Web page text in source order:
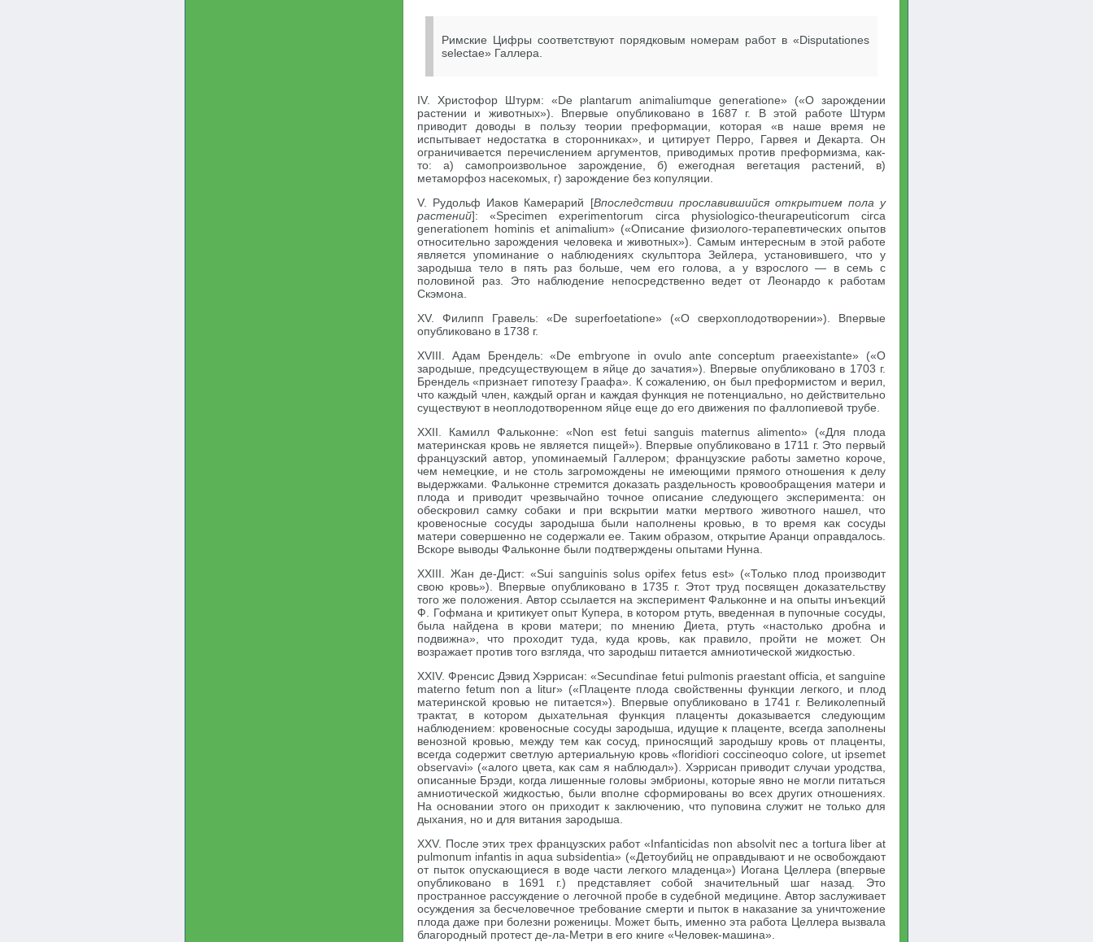
Римские Цифры соответствуют порядковым номерам работ в «Disputationes
selectae» Галлера.
IV. Христофор Штурм: «De plantarum animaliumque generatione» («О зарождении
растении и животных»). Впервые опубликовано в 1687 г. В этой работе Штурм
приводит доводы в пользу теории преформации, которая «в наше время не
испытывает недостатка в сторонниках», и цитирует Перро, Гарвея и Декарта. Он
ограничивается перечислением аргументов, приводимых против преформизма, как-
то: а) самопроизвольное зарождение, б) ежегодная вегетация растений, в)
метаморфоз насекомых, г) зарождение без копуляции.
V. Рудольф Иаков Камерарий [Впоследствии прославившийся открытием пола у
растений]: «Specimen experimentorum circa physiologico-theurapeuticorum circa
generationem hominis et animalium» («Описание физиолого-терапевтических опытов
относительно зарождения человека и животных»). Самым интересным в этой работе
является упоминание о наблюдениях скульптора Зейлера, установившего, что у
зародыша тело в пять раз больше, чем его голова, а у взрослого — в семь с
половиной раз. Это наблюдение непосредственно ведет от Леонардо к работам
Скэмона.
XV. Филипп Гравель: «De superfoetatione» («О сверхоплодотворении»). Впервые
опубликовано в 1738 г.
XVIII. Адам Брендель: «De embryone in ovulo ante conceptum praeexistante» («О
зародыше, предсуществующем в яйце до зачатия»). Впервые опубликовано в 1703 г.
Брендель «признает гипотезу Граафа». К сожалению, он был преформистом и верил,
что каждый член, каждый орган и каждая функция не потенциально, но действительно
существуют в неоплодотворенном яйце еще до его движения по фаллопиевой трубе.
XXII. Камилл Фальконне: «Non est fetui sanguis maternus alimentо» («Для плода
материнская кровь не является пищей»). Впервые опубликовано в 1711 г. Это первый
французский автор, упоминаемый Галлером; французские работы заметно короче,
чем немецкие, и не столь загромождены не имеющими прямого отношения к делу
выдержками. Фальконне стремится доказать раздельность кровообращения матери и
плода и приводит чрезвычайно точное описание следующего эксперимента: он
обескровил самку собаки и при вскрытии матки мертвого животного нашел, что
кровеносные сосуды зародыша были наполнены кровью, в то время как сосуды
матери совершенно не содержали ее. Таким образом, открытие Аранци оправдалось.
Вскоре выводы Фальконне были подтверждены опытами Нунна.
XXIII. Жан де-Дист: «Sui sanguinis solus opifex fetus est» («Только плод производит
свою кровь»). Впервые опубликовано в 1735 г. Этот труд посвящен доказательству
того же положения. Автор ссылается на эксперимент Фальконне и на опыты инъекций
Ф. Гофмана и критикует опыт Купера, в котором ртуть, введенная в пупочные сосуды,
была найдена в крови матери; по мнению Диета, ртуть «настолько дробна и
подвижна», что проходит туда, куда кровь, как правило, пройти не может. Он
возражает против того взгляда, что зародыш питается амниотической жидкостью.
XXIV. Френсис Дэвид Хэррисан: «Secundinae fetui pulmonis praestant officia, et sanguine
materno fetum non a litur» («Плаценте плода свойственны функции легкого, и плод
материнской кровью не питается»). Впервые опубликовано в 1741 г. Великолепный
трактат, в котором дыхательная функция плаценты доказывается следующим
наблюдением: кровеносные сосуды зародыша, идущие к плаценте, всегда заполнены
венозной кровью, между тем как сосуд, приносящий зародышу кровь от плаценты,
всегда содержит светлую артериальную кровь «floridiori coccineoquo colore, ut ipsemet
observavi» («алого цвета, как сам я наблюдал»). Хэррисан приводит случаи уродства,
описанные Брэди, когда лишенные головы эмбрионы, которые явно не могли питаться
амниотической жидкостью, были вполне сформированы во всех других отношениях.
На основании этого он приходит к заключению, что пуповина служит не только для
дыхания, но и для витания зародыша.
XXV. После этих трех французских работ «Infanticidas non absolvit nec a tortura liber at
pulmonum infantis in aqua subsidentia» («Детоубийц не оправдывают и не освобождают
от пыток опускающиеся в воде части легкого младенца») Иогана Целлера (впервые
опубликовано в 1691 г.) представляет собой значительный шаг назад. Это
пространное рассуждение о легочной пробе в судебной медицине. Автор заслуживает
осуждения за бесчеловечное требование смерти и пыток в наказание за уничтожение
плода даже при болезни роженицы. Может быть, именно эта работа Целлера вызвала
благородный протест де-ла-Метри в его книге «Человек-машина».